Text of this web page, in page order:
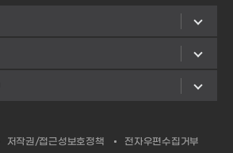
저작권/접근성보호정책 전자우편수집거부